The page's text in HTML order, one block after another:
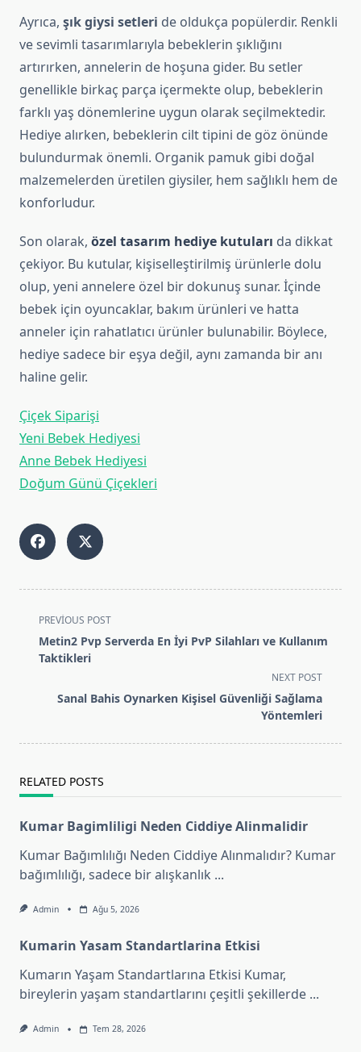
Ayrıca, şık giysi setleri de oldukça popülerdir. Renkli
ve sevimli tasarımlarıyla bebeklerin şıklığını
artırırken, annelerin de hoşuna gider. Bu setler
genellikle birkaç parça içermekte olup, bebeklerin
farklı yaş dönemlerine uygun olarak seçilmektedir.
Hediye alırken, bebeklerin cilt tipini de göz önünde
bulundurmak önemli. Organik pamuk gibi doğal
malzemelerden üretilen giysiler, hem sağlıklı hem de
konforludur.
Son olarak, özel tasarım hediye kutuları da dikkat
çekiyor. Bu kutular, kişiselleştirilmiş ürünlerle dolu
olup, yeni annelere özel bir dokunuş sunar. İçinde
bebek için oyuncaklar, bakım ürünleri ve hatta
anneler için rahatlatıcı ürünler bulunabilir. Böylece,
hediye sadece bir eşya değil, aynı zamanda bir anı
haline gelir.
Çiçek Siparişi
Yeni Bebek Hediyesi
Anne Bebek Hediyesi
Doğum Günü Çiçekleri
<span
class="nav-
subtitle
reader-
PREVIOUS POST
Metin2 Pvp Serverda En İyi PvP Silahları ve Kullanım
Taktikleri
NEXT POST
Sanal Bahis Oynarken Kişisel Güvenliği Sağlama
Yöntemleri
RELATED POSTS
Kumar Bagimliligi Neden Ciddiye Alinmalidir
Kumar Bağımlılığı Neden Ciddiye Alınmalıdır? Kumar
bağımlılığı, sadece bir alışkanlık ...
Admin Ağu 5, 2026
Kumarin Yasam Standartlarina Etkisi
Kumarın Yaşam Standartlarına Etkisi Kumar,
bireylerin yaşam standartlarını çeşitli şekillerde ...
Admin Tem 28, 2026